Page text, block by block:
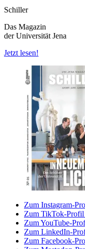
Schiller
Das Magazin
der Universität Jena
Jetzt lesen!
Zum Instagram-
Zum TikTok-Profil
Zum YouTube-
Zum LinkedIn-
Zum Facebook-